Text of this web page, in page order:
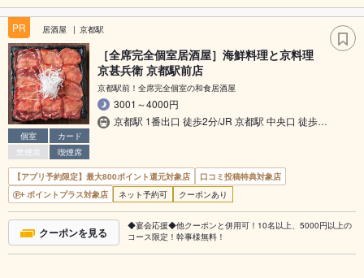
PR 居酒屋 京都駅
個室
カード
禁煙席
喫煙席
［全席完全個室居酒屋］海鮮料理と京料理
京甚兵衛 京都駅前店
京都駅前！全席完全個室の和食居酒屋
3001～4000円
京都駅 1番出口 徒歩2分/JR 京都駅 中央口 徒歩…
【アプリ予約限定】最大800ポイント還元対象店
口コミ投稿特典対象店
ポイントプラス対象店
ネット予約可 クーポンあり
クーポンを見る
◆宴会応援◆他クーポンと併用可！10名以上、5000円以上の
コース限定！幹事様無料！